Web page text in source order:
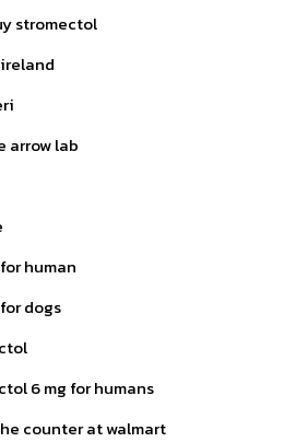
stromectol
arrow lab
human
dogs
6 mg for humans
counter at walmart